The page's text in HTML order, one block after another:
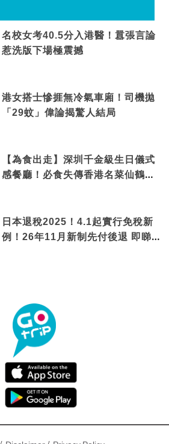
名校女考40.5分入港醫！囂張言論
惹洗版下場極震撼
港女搭士慘捱無冷氣車廂！司機拋
「29蚊」偉論揭驚人結局
【為食出走】深圳千金級生日儀式
感餐廳！必食失傳香港名菜仙鶴神
日本退稅2025！4.1起實行免稅新
例！26年11月新制先付後退 即睇步